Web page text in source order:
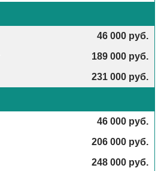
46 000 руб.
189 000 руб.
231 000 руб.
46 000 руб.
206 000 руб.
248 000 руб.